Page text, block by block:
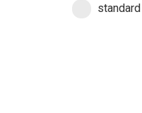
standard